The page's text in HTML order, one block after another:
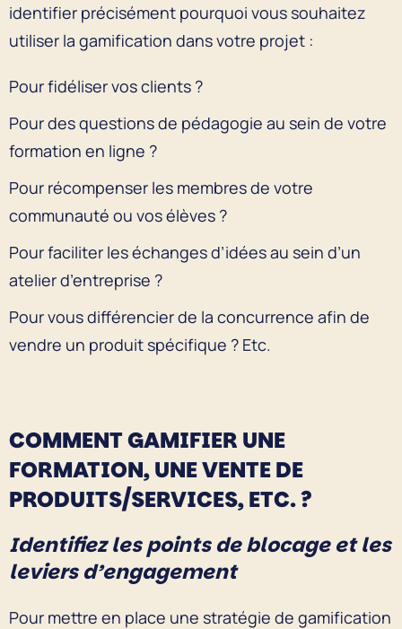
identifier précisément pourquoi vous souhaitez
utiliser la gamification dans votre projet :
Pour fidéliser vos clients ?
Pour des questions de pédagogie au sein de votre
formation en ligne ?
Pour récompenser les membres de votre
communauté ou vos élèves ?
Pour faciliter les échanges d’idées au sein d’un
atelier d’entreprise ?
Pour vous différencier de la concurrence afin de
vendre un produit spécifique ? Etc.
COMMENT GAMIFIER UNE
FORMATION, UNE VENTE DE
PRODUITS/SERVICES, ETC. ?
Identifiez les points de blocage et les
leviers d’engagement
Pour mettre en place une stratégie de gamification